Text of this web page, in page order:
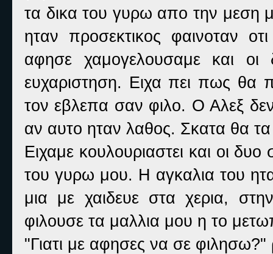
τα δικα του γυρω απο την μεση
ηταν προσεκτικος φαινοταν
αφησε χαμογελουσαμε και
ευχαριστηση. Ειχα πει πως
τον εβλεπα σαν φιλο. Ο Αλεξ
αν αυτο ηταν λαθος. Σκατα θα
Ειχαμε κουλουριαστει και οι δυο
του γυρω μου. Η αγκαλια του
μια με χαιδευε στα χερια,
φιλουσε τα μαλλια μου η το
"Γιατι με αφησες να σε φιλησω?"